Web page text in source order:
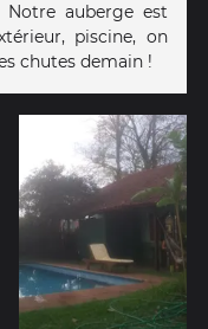
Notre auberge est
piscine, on
chutes demain !